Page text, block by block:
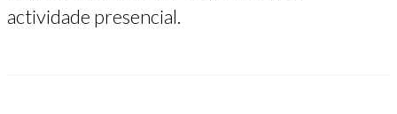
actividade presencial.